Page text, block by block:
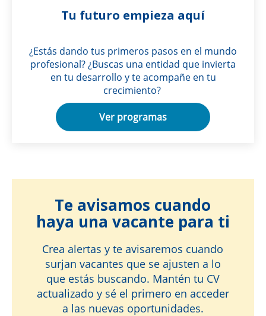
Tu futuro empieza aquí
¿Estás dando tus primeros pasos en el mundo
profesional? ¿Buscas una entidad que invierta
en tu desarrollo y te acompañe en tu
crecimiento?
Ver programas
Te avisamos cuando
haya una vacante para ti
Crea alertas y te avisaremos cuando
surjan vacantes que se ajusten a lo
que estás buscando. Mantén tu CV
actualizado y sé el primero en acceder
a las nuevas oportunidades.